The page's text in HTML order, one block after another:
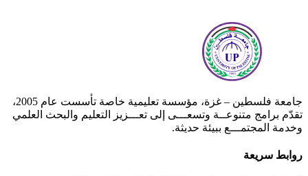
جامعة فلسطين – غزة، مؤسسة تعليمية خاصة تأسست عام 2005،
تقدّم برامج متنوعــة وتسعـــى إلى تعـــزيز التعليم والبحث العلمي
وخدمة المجتمـــع ببيئة حديثة.
روابط سريعة